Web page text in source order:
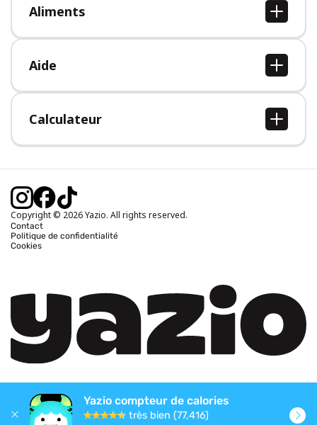
Aliments
Tous les aliments
Aide
Centre d'aide
Calculateur
Calcul IMC
Calcul poids idéal
Calcul calories brûlées
Copyright © 2026 Yazio. All rights reserved.
Contact
Politique de confidentialité
Cookies
Yazio compteur de calories
très bien (77,416)